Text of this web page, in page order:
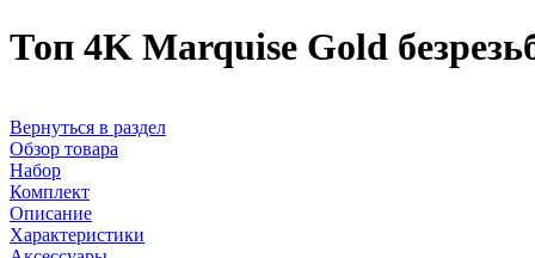
Топ 4K Marquise Gold
Вернуться в раздел
Обзор товара
Набор
Комплект
Описание
Характеристики